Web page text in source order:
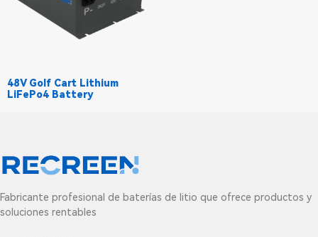
48V Golf Cart Lithium
LiFePo4 Battery
Fabricante profesional de baterías de litio que ofrece productos y
soluciones rentables